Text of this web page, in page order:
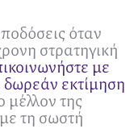
όταν
στρατηγική
με
εκτίμηση
μέλλον της
τη σωστή